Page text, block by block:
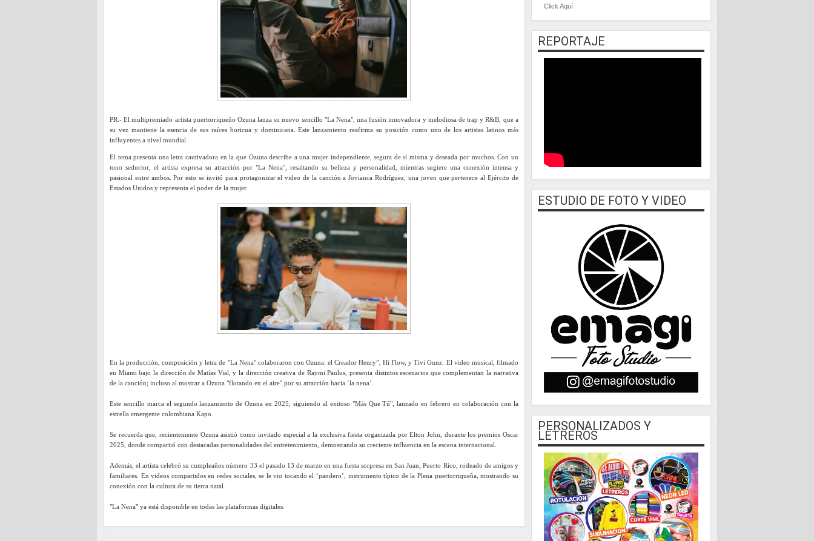
PR.- El multipremiado artista puertorriqueño Ozuna lanza su nuevo sencillo "La Nena", una fusión innovadora y melodiosa de trap y R&B, que a
su vez mantiene la esencia de sus raíces boricua y dominicana. Este lanzamiento reafirma su posición como uno de los artistas latinos más
influyentes a nivel mundial.
El tema presenta una letra cautivadora en la que Ozuna describe a una mujer independiente, segura de sí misma y deseada por muchos. Con un
tono seductor, el artista expresa su atracción por "La Nena", resaltando su belleza y personalidad, mientras sugiere una conexión intensa y
pasional entre ambos. Por esto se invitó para protagonizar el video de la canción a Jovianca Rodríguez, una joven que pertenece al Ejército de
Estados Unidos y representa el poder de la mujer.
En la producción, composición y letra de "La Nena" colaboraron con Ozuna: el Creador Henry”, Hi Flow, y Tivi Gunz. El video musical, filmado
en Miami bajo la dirección de Matías Vial, y la dirección creativa de Raymi Paulus, presenta distintos escenarios que complementan la narrativa
de la canción; incluso al mostrar a Ozuna "flotando en el aire" por su atracción hacia ‘la nena’.
Este sencillo marca el segundo lanzamiento de Ozuna en 2025, siguiendo al exitoso "Más Que Tú", lanzado en febrero en colaboración con la
estrella emergente colombiana Kapo.
Se recuerda que, recientemente Ozuna asistió como invitado especial a la exclusiva fiesta organizada por Elton John, durante los premios Oscar
2025, donde compartió con destacadas personalidades del entretenimiento, demostrando su creciente influencia en la escena internacional.
Además, el artista celebró su cumpleaños número 33 el pasado 13 de marzo en una fiesta sorpresa en San Juan, Puerto Rico, rodeado de amigos y
familiares. En videos compartidos en redes sociales, se le vio tocando el ‘pandero’, instrumento típico de la Plena puertorriqueña, mostrando su
conexión con la cultura de su tierra natal.
"La Nena" ya está disponible en todas las plataformas digitales.
Click Aquí
REPORTAJE
ESTUDIO DE FOTO Y VIDEO
PERSONALIZADOS Y
LETREROS